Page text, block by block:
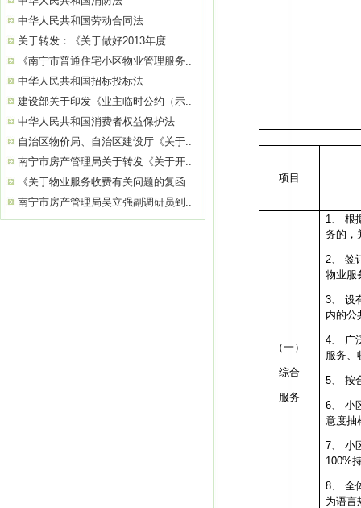
关于举办“巧用心理学 让沟通更简单高
效”公益培训的通知
中华人民共和国劳动合同法
关于转发：《关于做好2013年度..
《南宁市普通住宅小区物业管理服务..
中华人民共和国招标投标法
建设部关于印发《业主临时公约（示..
中华人民共和国消费者权益保护法
自治区物价局、自治区建设厅《关于..
南宁市房产管理局关于转发《关于开..
《关于物业服务收费有关问题的复函..
南宁市房产管理局吴立强副调研员到..
项目
（一）
综合
服务
1、
根
务的，
2、
签
物业服
3、
设
内的公
4、
广
服务、
5、 按
6、
小
意度抽
7、
小
100%
8、
全
为语言